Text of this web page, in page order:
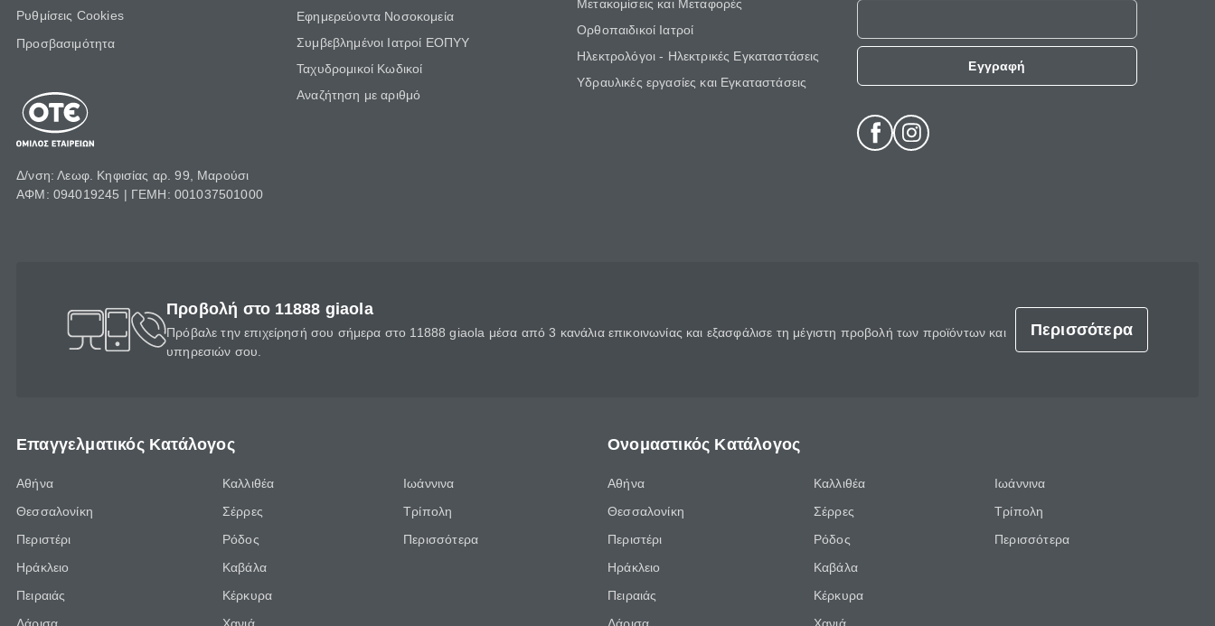
Ρυθμίσεις Cookies
Προσβασιμότητα
Δ/νση: Λεωφ. Κηφισίας αρ. 99, Μαρούσι
ΑΦΜ: 094019245 | ΓΕΜΗ: 001037501000
Εφημερεύοντα Νοσοκομεία
Συμβεβλημένοι Ιατροί ΕΟΠΥΥ
Ταχυδρομικοί Κωδικοί
Αναζήτηση με αριθμό
Μετακομίσεις και Μεταφορές
Ορθοπαιδικοί Ιατροί
Ηλεκτρολόγοι - Ηλεκτρικές Εγκαταστάσεις
Υδραυλικές εργασίες και Εγκαταστάσεις
Εγγραφή
Προβολή στο 11888 giaola
Πρόβαλε την επιχείρησή σου σήμερα στο 11888 giaola μέσα από 3 κανάλια επικοινωνίας και εξασφάλισε τη μέγιστη προβολή των προϊόντων και
υπηρεσιών σου.
Περισσότερα
Επαγγελματικός Κατάλογος
Αθήνα
Θεσσαλονίκη
Περιστέρι
Ηράκλειο
Πειραιάς
Καλλιθέα
Σέρρες
Ρόδος
Καβάλα
Κέρκυρα
Ιωάννινα
Τρίπολη
Περισσότερα
Ονομαστικός Κατάλογος
Αθήνα
Θεσσαλονίκη
Περιστέρι
Ηράκλειο
Πειραιάς
Καλλιθέα
Σέρρες
Ρόδος
Καβάλα
Κέρκυρα
Ιωάννινα
Τρίπολη
Περισσότερα